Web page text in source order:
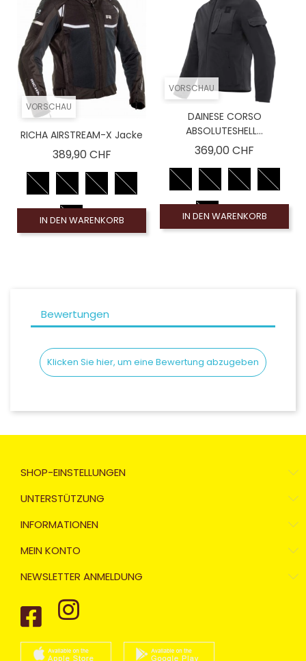
VORSCHAU
RICHA AIRSTREAM-X Jacke
389,90 CHFPreis
IN DEN WARENKORB
VORSCHAU
DAINESE CORSO
ABSOLUTESHELL...
369,00 CHF
IN DEN WARENKORB
Bewertungen
Klicken Sie hier, um eine Bewertung abzugeben
SHOP-EINSTELLUNGEN
UNTERSTÜTZUNG
INFORMATIONEN
MEIN KONTO
NEWSLETTER ANMELDUNG